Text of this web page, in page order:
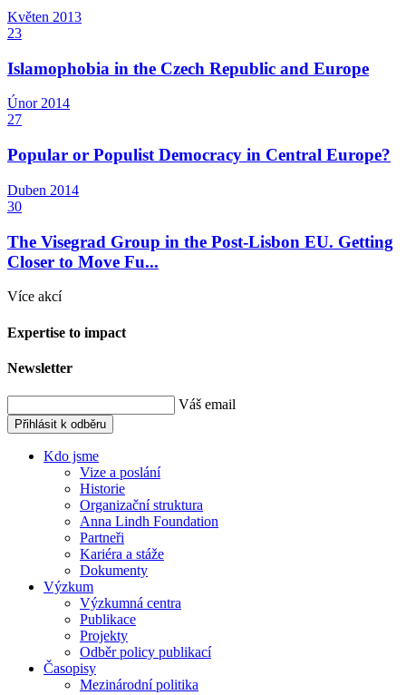
Květen 2013
23
Islamophobia in the Czech Republic and Europe
Únor 2014
27
Popular or Populist Democracy in Central Europe?
Duben 2014
30
The Visegrad Group in the Post-Lisbon EU. Getting
Closer to Move Fu...
Více akcí
Expertise to impact
Newsletter
Váš email
Přihlásit k odběru
Kdo jsme
Vize a poslání
Historie
Organizační struktura
Anna Lindh Foundation
Partneři
Kariéra a stáže
Dokumenty
Výzkum
Výzkumná centra
Publikace
Projekty
Odběr policy publikací
Časopisy
Mezinárodní politika